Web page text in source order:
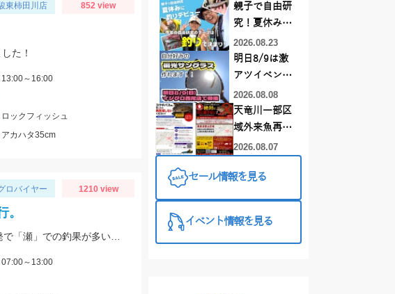
東柿田川店 852 view
た！
13:00～16:00
ロックフィッシュ
アカハタ35cm
ロバイヤー 1210 view
07:00～13:00
親子で自由研
究！夏休みに
釣りデビュー
2026.08.23
明日8/9は激
アツイベント
日！！！～オ
ーダー偏光グ
ラス受注会～
2026.08.08
天竜川一部区
域外来魚再放
流禁止となり
2026.08.07
セール情報を見る
イベント情報を見る